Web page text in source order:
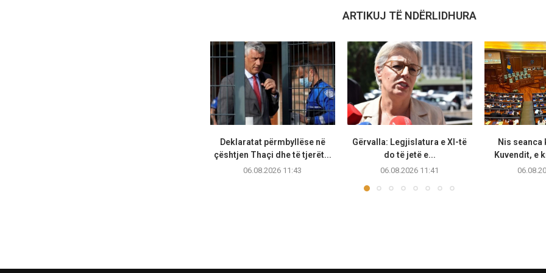
ARTIKUJ TË NDËRLIDHURA
Deklaratat përmbyllëse në
çështjen Thaçi dhe të tjerët...
06.08.2026 11:43
​Gërvalla: Legjislatura e XI-të
do të jetë e...
06.08.2026 11:41
Nis seanca
Kuvendit, e